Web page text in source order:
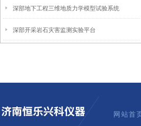
深部地下工程三维地质力学模型试验系统
深部开采岩石灾害监测实验平台
网站首